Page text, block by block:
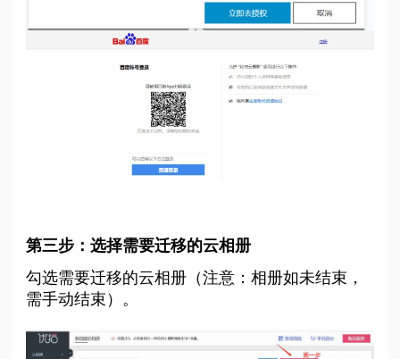
第三步：选择需要迁移的云相册
勾选需要迁移的云相册（注意：相册如未结束，
需手动结束）。